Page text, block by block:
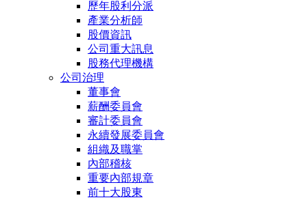
歷年股利分派
產業分析師
股價資訊
公司重大訊息
股務代理機構
公司治理
董事會
薪酬委員會
審計委員會
永續發展委員會
組織及職掌
內部稽核
重要內部規章
前十大股東